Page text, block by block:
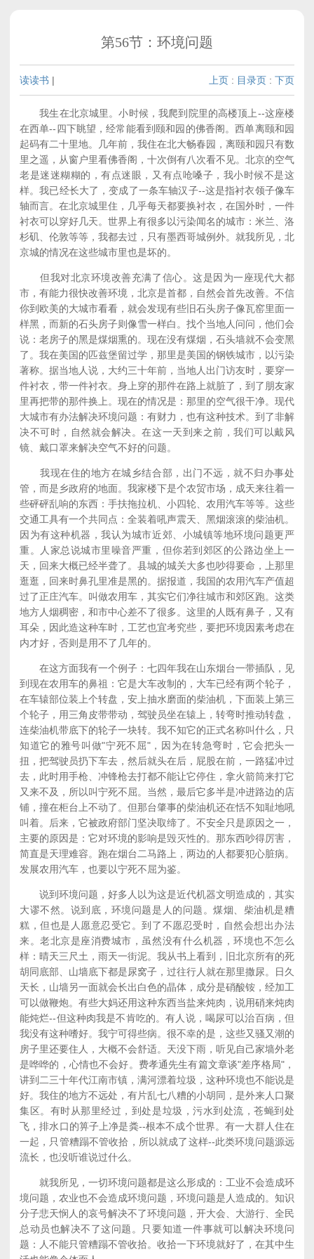
第56节：环境问题
读读书 | 上页 : 目录页 : 下页
我生在北京城里。小时候，我爬到院里的高楼顶上--这座楼
在西单--四下眺望，经常能看到颐和园的佛香阁。西单离颐和园
起码有二十里地。几年前，我住在北大畅春园，离颐和园只有数
里之遥，从窗户里看佛香阁，十次倒有八次看不见。北京的空气
老是迷迷糊糊的，有点迷眼，又有点呛嗓子，我小时候不是这
样。我已经长大了，变成了一条车轴汉子--这是指衬衣领子像车
轴而言。在北京城里住，几乎每天都要换衬衣，在国外时，一件
衬衣可以穿好几天。世界上有很多以污染闻名的城市：米兰、洛
杉矶、伦敦等等，我都去过，只有墨西哥城例外。就我所见，北
京城的情况在这些城市里也是坏的。
但我对北京环境改善充满了信心。这是因为一座现代大都
市，有能力很快改善环境，北京是首都，自然会首先改善。不信
你到欧美的大城市看看，就会发现有些旧石头房子像瓦窑里面一
样黑，而新的石头房子则像雪一样白。找个当地人问问，他们会
说：老房子的黑是煤烟熏的。现在没有煤烟，石头墙就不会变黑
了。我在美国的匹兹堡留过学，那里是美国的钢铁城市，以污染
著称。据当地人说，大约三十年前，当地人出门访友时，要穿一
件衬衣，带一件衬衣。身上穿的那件在路上就脏了，到了朋友家
里再把带的那件换上。现在的情况是：那里的空气很干净。现代
大城市有办法解决环境问题：有财力，也有这种技术。到了非解
决不可时，自然就会解决。在这一天到来之前，我们可以戴风
镜、戴口罩来解决空气不好的问题。
我现在住的地方在城乡结合部，出门不远，就不归办事处
管，而是乡政府的地面。我家楼下是个农贸市场，成天来往着一
些砰砰乱响的东西：手扶拖拉机、小四轮、农用汽车等等。这些
交通工具有一个共同点：全装着吼声震天、黑烟滚滚的柴油机。
因为有这种机器，我认为城市近郊、小城镇等地环境问题更严
重。人家总说城市里噪音严重，但你若到郊区的公路边坐上一
天，回来大概已经半聋了。县城的城关大多也吵得要命，上那里
逛逛，回来时鼻孔里准是黑的。据报道，我国的农用汽车产值超
过了正庄汽车。叫做农用车，其实它们净往城市和郊区跑。这类
地方人烟稠密，和市中心差不了很多。这里的人既有鼻子，又有
耳朵，因此造这种车时，工艺也宜考究些，要把环境因素考虑在
内才好，否则是用不了几年的。
在这方面我有一个例子：七四年我在山东烟台一带插队，见
到现在农用车的鼻祖：它是大车改制的，大车已经有两个轮子，
在车辕部位装上个转盘，安上抽水磨面的柴油机，下面装上第三
个轮子，用三角皮带带动，驾驶员坐在辕上，转弯时推动转盘，
连柴油机带底下的轮子一块转。我不知它的正式名称叫什么，只
知道它的雅号叫做"宁死不屈"，因为在转急弯时，它会把头一
扭，把驾驶员扔下车去，然后就头在后，屁股在前，一路猛冲过
去，此时用手枪、冲锋枪去打都不能让它停住，拿火箭筒来打它
又来不及，所以叫宁死不屈。当然，最后它多半是冲进路边的店
铺，撞在柜台上不动了。但那台肇事的柴油机还在恬不知耻地吼
叫着。后来，它被政府部门坚决取缔了。不安全只是原因之一，
主要的原因是：它对环境的影响是毁灭性的。那东西吵得厉害，
简直是天理难容。跑在烟台二马路上，两边的人都要犯心脏病。
发展农用汽车，也要以宁死不屈为鉴。
说到环境问题，好多人以为这是近代机器文明造成的，其实
大谬不然。说到底，环境问题是人的问题。煤烟、柴油机是糟
糕，但也是人愿意忍受它。到了不愿忍受时，自然会想出办法
来。老北京是座消费城市，虽然没有什么机器，环境也不怎么
样：晴天三尺土，雨天一街泥。我从书上看到，旧北京所有的死
胡同底部、山墙底下都是尿窝子，过往行人就在那里撒尿。日久
天长，山墙另一面就会长出白色的晶体，成分是硝酸铵，经加工
可以做鞭炮。有些大妈还用这种东西当盐来炖肉，说用硝来炖肉
能炖烂--但这种肉我是不肯吃的。有人说，喝尿可以治百病，但
我没有这种嗜好。我宁可得些病。很不幸的是，这些又骚又潮的
房子里还要住人，大概不会舒适。天没下雨，听见自己家墙外老
是哗哗的，心情也不会好。费孝通先生有篇文章谈"差序格局"，
讲到二三十年代江南市镇，满河漂着垃圾，这种环境也不能说是
好。我住的地方不远处，有片乱七八糟的小胡同，是外来人口聚
集区。有时从那里经过，到处是垃圾，污水到处流，苍蝇到处
飞，排水口的箅子上净是粪--根本不成个世界。有一大群人住在
一起，只管糟蹋不管收拾，所以就成了这样--此类环境问题源远
流长，也没听谁说过什么。
就我所见，一切环境问题都是这么形成的：工业不会造成环
境问题，农业也不会造成环境问题，环境问题是人造成的。知识
分子悲天悯人的哀号解决不了环境问题，开大会、大游行、全民
总动员也解决不了这问题。只要知道一件事就可以解决环境问
题：人不能只管糟蹋不管收拾。收拾一下环境就好了，在其中生